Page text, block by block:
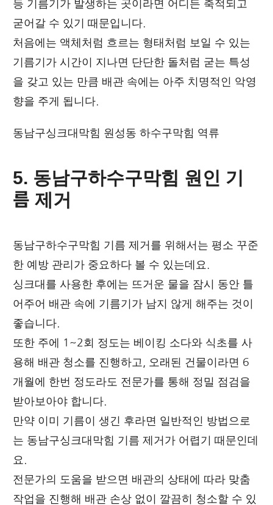
등 기름기가 발생하는 곳이라면 어디든 축적되고
굳어갈 수 있기 때문입니다.
처음에는 액체처럼 흐르는 형태처럼 보일 수 있는
기름기가 시간이 지나면 단단한 돌처럼 굳는 특성
을 갖고 있는 만큼 배관 속에는 아주 치명적인 악영
향을 주게 됩니다.
동남구싱크대막힘 원성동 하수구막힘 역류
5. 동남구하수구막힘 원인 기
름 제거
동남구하수구막힘 기름 제거를 위해서는 평소 꾸준
한 예방 관리가 중요하다 볼 수 있는데요.
싱크대를 사용한 후에는 뜨거운 물을 잠시 동안 틀
어주어 배관 속에 기름기가 남지 않게 해주는 것이
좋습니다.
또한 주에 1~2회 정도는 베이킹 소다와 식초를 사
용해 배관 청소를 진행하고, 오래된 건물이라면 6
개월에 한번 정도라도 전문가를 통해 정밀 점검을
받아보아야 합니다.
만약 이미 기름이 생긴 후라면 일반적인 방법으로
는 동남구싱크대막힘 기름 제거가 어렵기 때문인데
요.
전문가의 도움을 받으면 배관의 상태에 따라 맞춤
작업을 진행해 배관 손상 없이 깔끔히 청소할 수 있